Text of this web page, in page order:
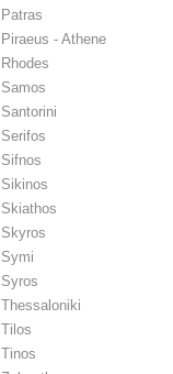
Patras
Piraeus - Athene
Rhodes
Samos
Santorini
Serifos
Sifnos
Sikinos
Skiathos
Skyros
Symi
Syros
Thessaloniki
Tilos
Tinos